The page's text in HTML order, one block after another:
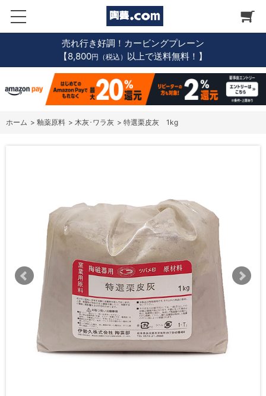
売れ行き好調！カービングプレーン
【8,800円（税込） 以上で送料無料！】
ホーム > 釉薬原料 > 木灰･ワラ灰 > 特選栗皮灰 1kg